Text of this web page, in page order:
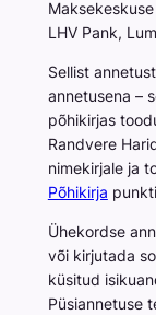
LHV Pank,
Sellist
annetusena –
põhikirjas
Randvere
nimekirjale ja
Põhikirja
Ühekordse
või kirjutada
küsitud
Püsiannetuse